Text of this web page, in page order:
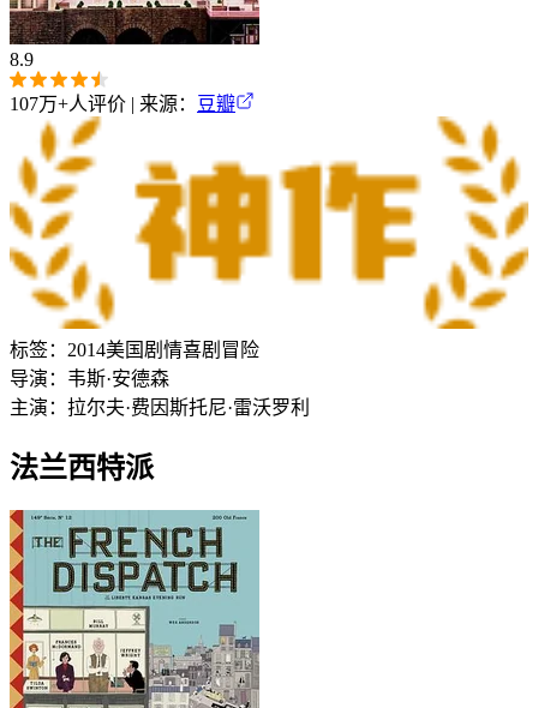
8.9
107万+人评价 | 来源： 豆瓣
标签： 2014美国 剧情喜剧 冒险
导演： 韦斯·安德森
主演： 拉尔夫·费因斯托尼·雷沃罗利
法兰西特派